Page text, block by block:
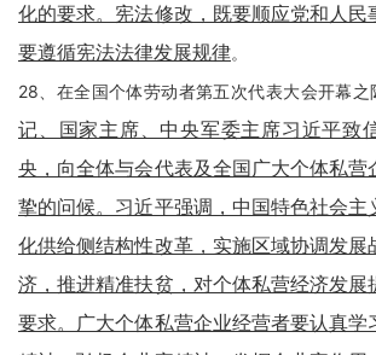
化的要求。宪法修改，既要顺应党和人民
要遵循宪法法律发展规律。
28、在全国个体劳动者第五次代表大会开幕之
记、国家主席、中央军委主席习近平致
央，向全体与会代表及全国广大个体私营
挚的问候。习近平强调，中国特色社会主
化供给侧结构性改革，实施区域协调发展
济，推进精准扶贫，对个体私营经济发展
要求。广大个体私营企业经营者要认真学